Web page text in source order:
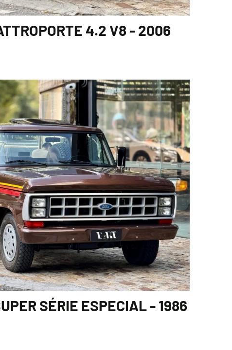
4.2 V8 - 2006
SÉRIE ESPECIAL - 1986